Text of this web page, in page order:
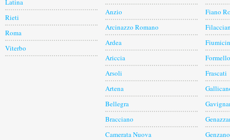
Latina
Rieti
Roma
Viterbo
Anzio
Arcinazzo Romano
Ardea
Ariccia
Arsoli
Artena
Bellegra
Bracciano
Camerata Nuova
Fiano
Formello
Frascati